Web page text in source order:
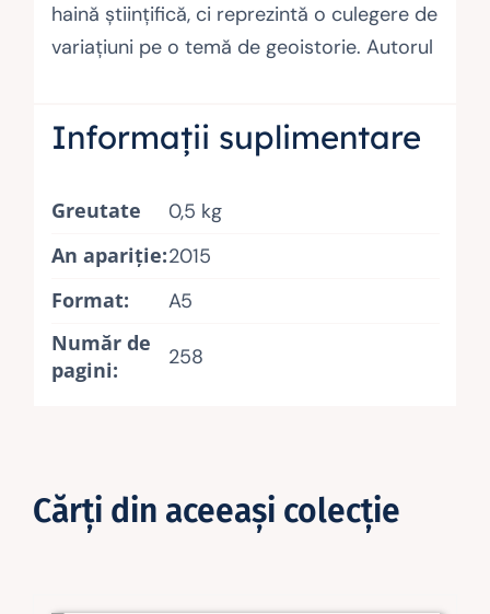
haină științifică, ci reprezintă o culegere de
variațiuni pe o temă de geoistorie. Autorul
Informații suplimentare
Greutate
0,5 kg
An apariţie:2015
Format:
A5
Număr de
pagini:
258
Cărţi din aceeaşi colecţie